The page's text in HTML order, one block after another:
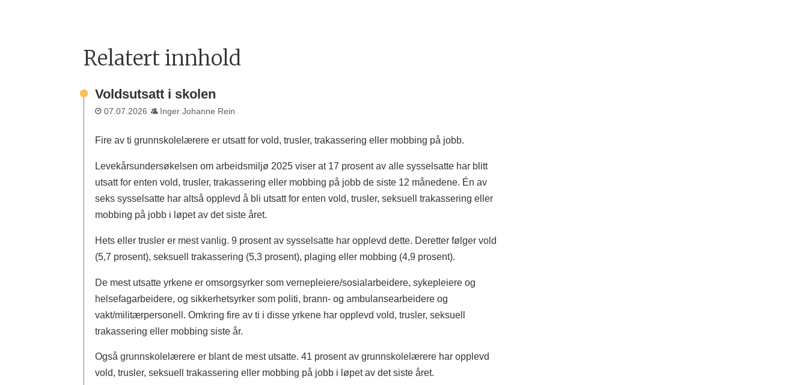
Relatert innhold
Voldsutsatt i skolen
07.07.2026 Inger Johanne Rein
Fire av ti grunnskolelærere er utsatt for vold, trusler, trakassering eller mobbing på jobb.
Levekårsundersøkelsen om arbeidsmiljø 2025 viser at 17 prosent av alle sysselsatte har blitt
utsatt for enten vold, trusler, trakassering eller mobbing på jobb de siste 12 månedene. Én av
seks sysselsatte har altså opplevd å bli utsatt for enten vold, trusler, seksuell trakassering eller
mobbing på jobb i løpet av det siste året.
Hets eller trusler er mest vanlig. 9 prosent av sysselsatte har opplevd dette. Deretter følger vold
(5,7 prosent), seksuell trakassering (5,3 prosent), plaging eller mobbing (4,9 prosent).
De mest utsatte yrkene er omsorgsyrker som vernepleiere/sosialarbeidere, sykepleiere og
helsefagarbeidere, og sikkerhetsyrker som politi, brann- og ambulansearbeidere og
vakt/militærpersonell. Omkring fire av ti i disse yrkene har opplevd vold, trusler, seksuell
trakassering eller mobbing siste år.
Også grunnskolelærere er blant de mest utsatte. 41 prosent av grunnskolelærere har opplevd
vold, trusler, seksuell trakassering eller mobbing på jobb i løpet av det siste året.